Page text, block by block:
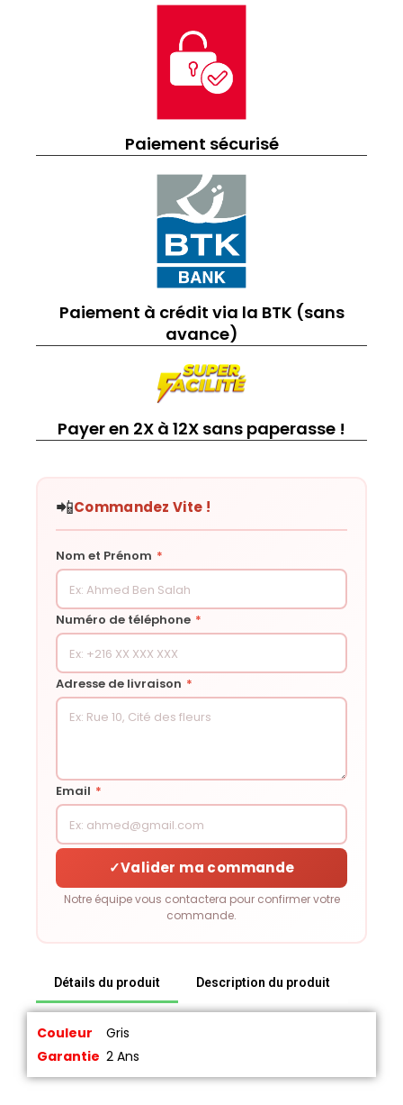
Paiement sécurisé
Paiement à crédit via la BTK (sans
avance)
Payer en 2X à 12X sans paperasse !
📲Commandez Vite !
Nom et Prénom *
Numéro de téléphone *
Adresse de livraison *
Email *
✓Valider ma commande
Notre équipe vous contactera pour confirmer votre
commande.
Détails du produit Description du produit
Couleur
Gris
Garantie 2 Ans